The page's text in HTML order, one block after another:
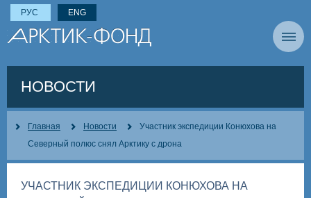
РУС ENG
НОВОСТИ
Главная Новости
Участник экспедиции Конюхова на
Северный полюс снял Арктику с дрона
УЧАСТНИК ЭКСПЕДИЦИИ КОНЮХОВА НА